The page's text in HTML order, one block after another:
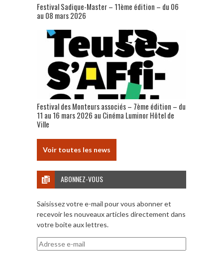
Festival Sadique-Master – 11ème édition – du 06
au 08 mars 2026
Festival des Monteurs associés – 7ème édition – du
11 au 16 mars 2026 au Cinéma Luminor Hôtel de
Ville
Voir toutes les news
ABONNEZ-VOUS
Saisissez votre e-mail pour vous abonner et
recevoir les nouveaux articles directement dans
votre boite aux lettres.
Adresse
e-